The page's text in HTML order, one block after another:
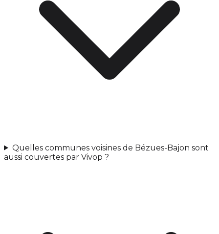
Quelles communes voisines de Bézues-Bajon sont
aussi couvertes par Vivop ?